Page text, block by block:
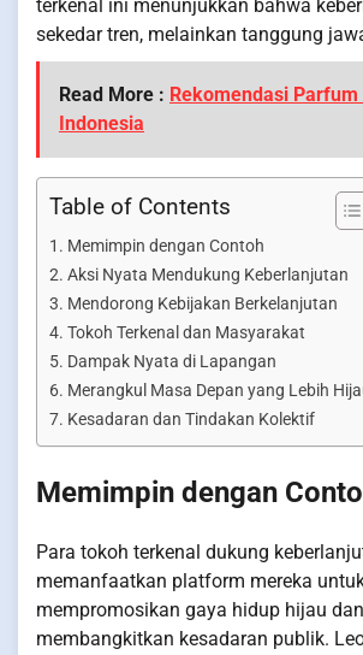
terkenal ini menunjukkan bahwa
sekedar tren, melainkan tanggung
Read More : Rekomendasi
Indonesia
Table of Contents
Memimpin dengan Contoh
Aksi Nyata Mendukung Keberlanjutan
Mendorong Kebijakan Berkelanjutan
Tokoh Terkenal dan Masyarakat
Dampak Nyata di Lapangan
Merangkul Masa Depan yang Lebih
Kesadaran dan Tindakan Kolektif
Memimpin dengan
Para tokoh terkenal dukung
memanfaatkan platform mereka
mempromosikan gaya hidup hijau dan
membangkitkan kesadaran publik.